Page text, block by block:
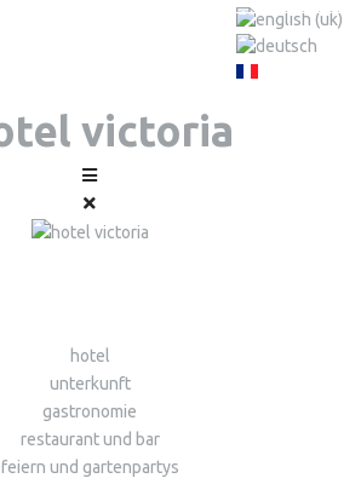
hotel
unterkunft
gastronomie
restaurant und bar
feiern und gartenpartys